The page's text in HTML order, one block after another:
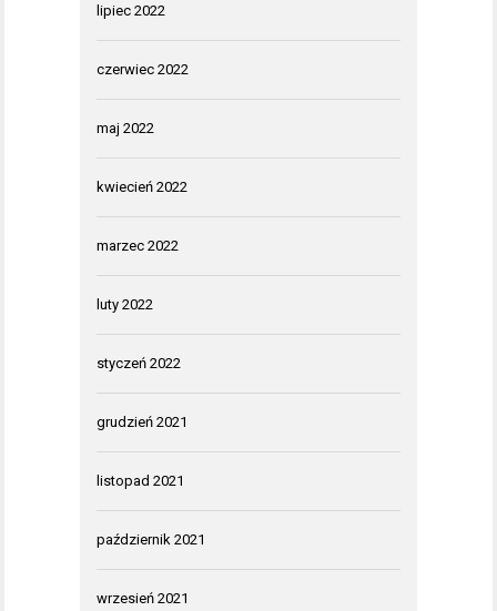
lipiec 2022
czerwiec 2022
maj 2022
kwiecień 2022
marzec 2022
luty 2022
styczeń 2022
grudzień 2021
listopad 2021
październik 2021
wrzesień 2021